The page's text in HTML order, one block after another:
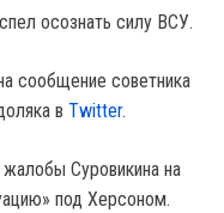
осознать силу ВСУ.
сообщение советника
в Twitter.
жалобы Суровикина на
под Херсоном.